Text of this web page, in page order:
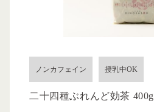
ノンカフェイン 授乳中OK
二十四種ぶれんど効茶 400g